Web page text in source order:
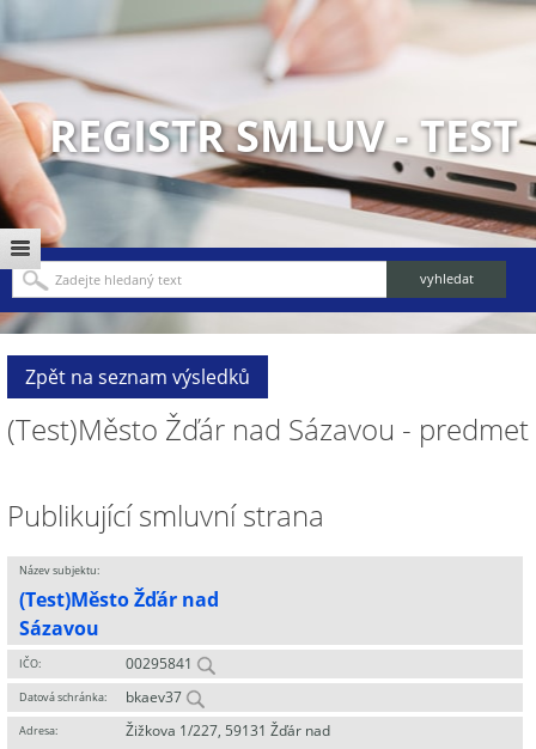
REGISTR SMLUV - TEST
Zpět na seznam výsledků
(Test)Město Žďár nad Sázavou - predmet
Publikující smluvní strana
Název subjektu:
(Test)Město Žďár nad
Sázavou
IČO: 00295841
Datová schránka: bkaev37
Adresa:
Žižkova 1/227, 59131 Žďár nad